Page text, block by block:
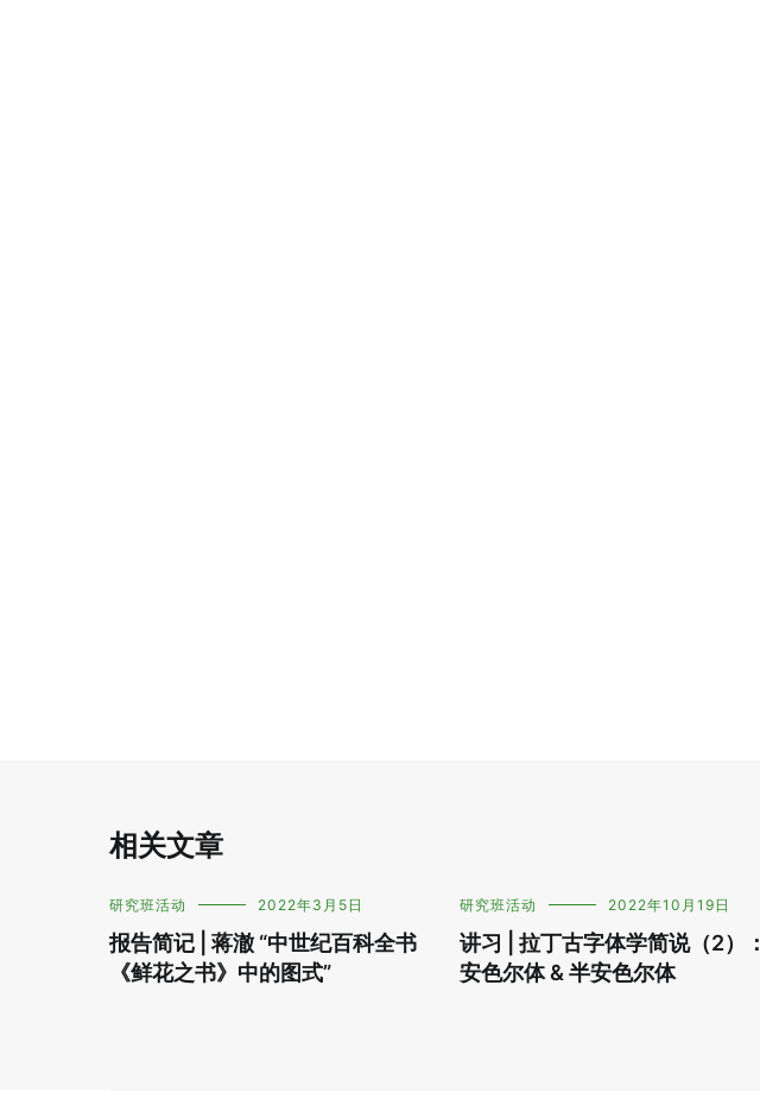
相关文章
研究班活动 2022年3月5日
报告简记 | 蒋澈 “中世纪百科全书
《鲜花之书》中的图式”
研究班活动 2022年10月19日
讲习 | 拉丁古字体学简说（2）：
安色尔体 & 半安色尔体